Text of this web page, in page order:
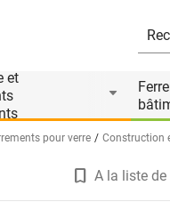
et
pour verre Construction
produit est accessoire de
A la liste